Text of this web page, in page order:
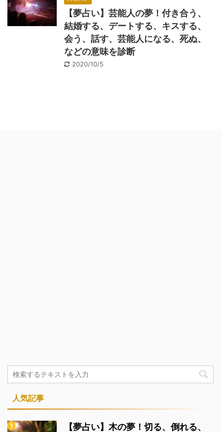
【夢占い】芸能人の夢！付き合う、
結婚する、デートする、キスする、
会う、話す、芸能人になる、死ぬ、
などの意味を診断
2020/10/5
人気記事
【夢占い】木の夢！切る、倒れる、